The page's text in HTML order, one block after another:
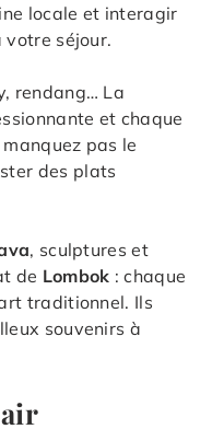
locale et interagir
séjour.
rendang… La
et chaque
pas le
des plats
, sculptures et
de Lombok : chaque
traditionnel. Ils
souvenirs à